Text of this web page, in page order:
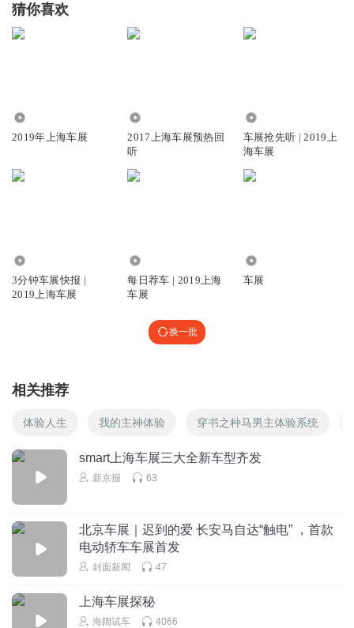
猜你喜欢
2019年上海车展
2017上海车展预热回
听
车展抢先听 | 2019上
海车展
3分钟车展快报 |
2019上海车展
每日荐车 | 2019上海
车展
车展
换一批
相关推荐
体验人生 我的主神体验 穿书之种马男主体验系统
smart上海车展三大全新车型齐发
新京报 63
北京车展｜迟到的爱 长安马自达“触电” ，首款
电动轿车车展首发
封面新闻 47
上海车展探秘
海阔试车 4066